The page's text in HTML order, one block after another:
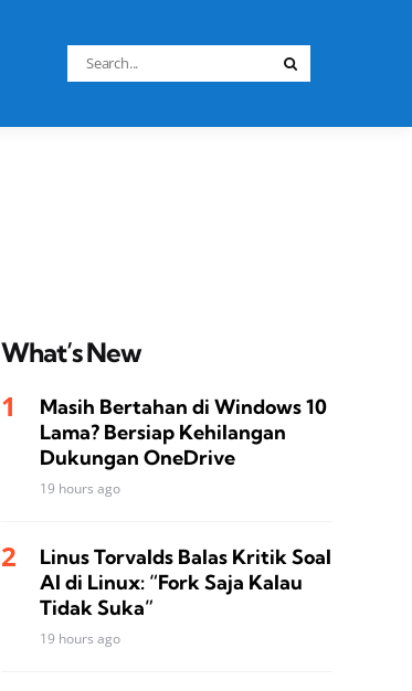
Search
for:
What’s New
Masih Bertahan di Windows 10
Lama? Bersiap Kehilangan
Dukungan OneDrive
19 hours ago
Linus Torvalds Balas Kritik Soal
AI di Linux: “Fork Saja Kalau
Tidak Suka”
19 hours ago